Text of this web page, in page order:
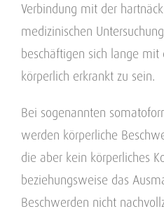
Verbindung mit der
medizinischen
beschäftigen sich lange mit
körperlich erkrankt zu sein.
Bei sogenannten
werden körperliche
die aber kein körperliches
beziehungsweise das
Beschwerden nicht